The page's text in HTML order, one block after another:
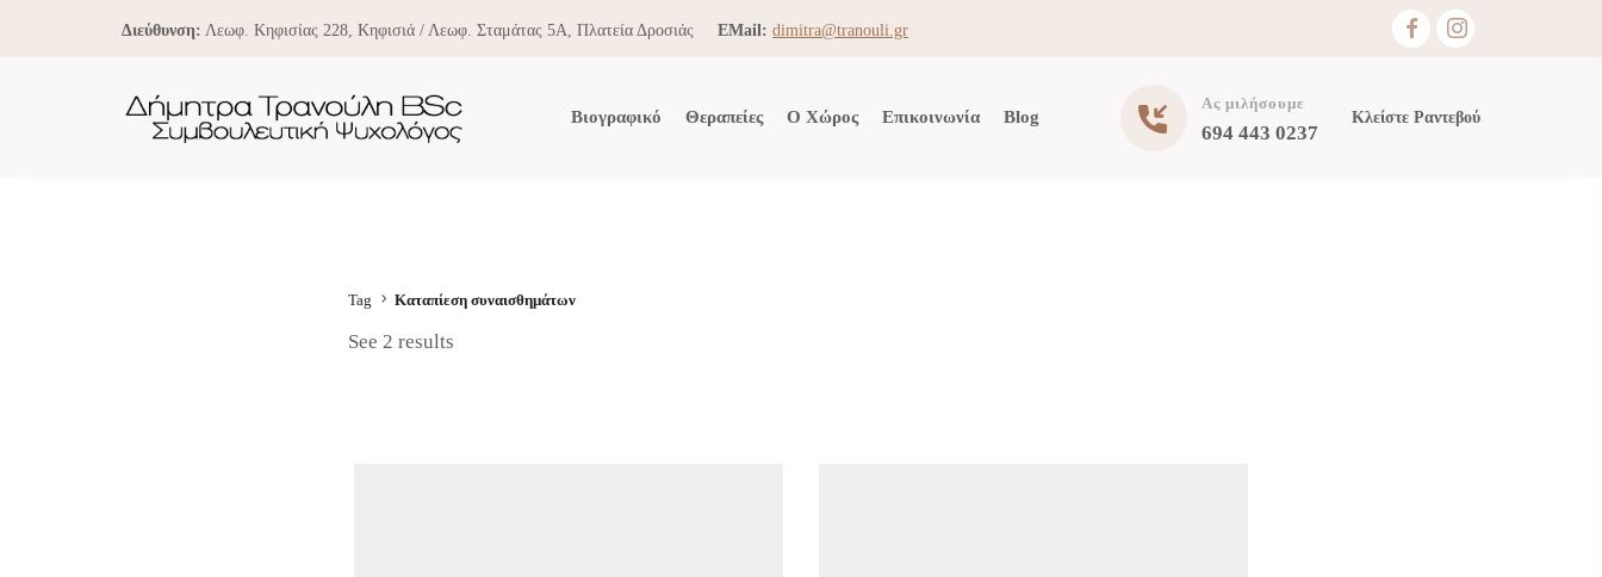
Διεύθυνση: Λεωφ. Κηφισίας 228, Κηφισιά / Λεωφ. Σταμάτας 5Α, Πλατεία Δροσιάς EMail: dimitra@tranouli.gr
Ας μιλήσουμε
694 443 0237
Κλείστε Ραντεβού
Βιογραφικό Θεραπείες Ο Χώρος Επικοινωνία Blog
Tag Καταπίεση συναισθημάτων
See 2 results